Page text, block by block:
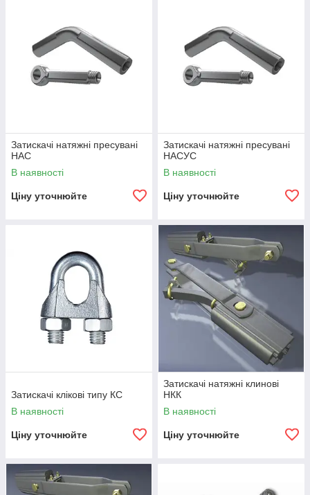
Затискачі натяжні пресувані
НАС
В наявності
Ціну уточнюйте
Затискачі натяжні пресувані
НАСУС
В наявності
Ціну уточнюйте
Затискачі клікові типу КС
В наявності
Ціну уточнюйте
Затискачі натяжні клинові
НКК
В наявності
Ціну уточнюйте